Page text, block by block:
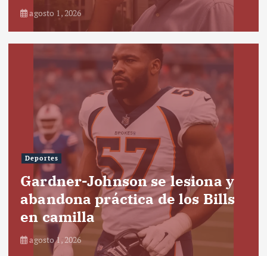
agosto 1, 2026
Deportes
Gardner-Johnson se lesiona y
abandona práctica de los Bills
en camilla
agosto 1, 2026